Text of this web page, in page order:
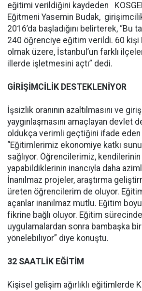
eğitimi verildiğini kaydeden
Eğitmeni Yasemin Budak,
2016’da başladığını belirterek, “Bu
240 öğrenciye eğitim verildi. 60 kişi
olmak üzere, İstanbul’un farklı
illerde işletmesini açtı” dedi.
GİRİŞİMCİLİK DESTEKLENİYOR
İşsizlik oranının azaltılmasını ve
yaygınlaşmasını amaçlayan devlet
oldukça verimli geçtiğini ifade eden
“Eğitimlerimiz ekonomiye katkı
sağlıyor. Öğrencilerimiz,
yapabildiklerinin inancıyla daha
İnanılmaz projeler, araştırma
üreten öğrencilerim de oluyor.
açanlar inanılmaz mutlu. Eğitim
fikrine bağlı oluyor. Eğitim
uygulamalardan sonra bambaşka
yönelebiliyor” diye konuştu.
32 SAATLİK EĞİTİM
Kişisel gelişim ağırlıklı eğitimlerde